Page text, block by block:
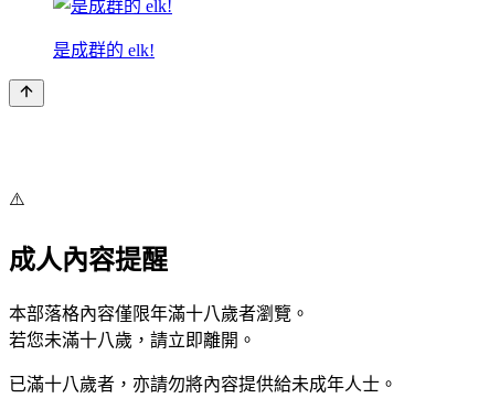
是成群的 elk!
⚠️
成人內容提醒
本部落格內容僅限年滿十八歲者瀏覽。
若您未滿十八歲，請立即離開。
已滿十八歲者，亦請勿將內容提供給未成年人士。